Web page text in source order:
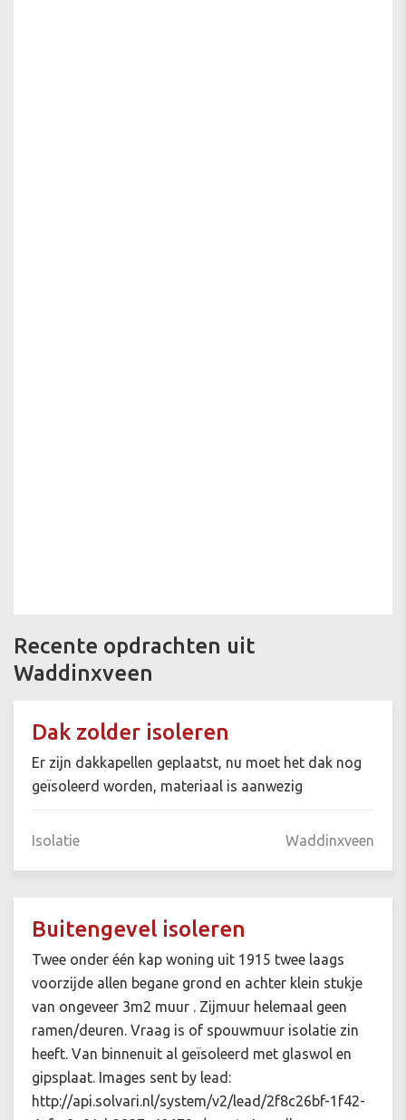
Recente opdrachten uit
Waddinxveen
Dak zolder isoleren
Er zijn dakkapellen geplaatst, nu moet het dak nog
geïsoleerd worden, materiaal is aanwezig
Isolatie Waddinxveen
Buitengevel isoleren
Twee onder één kap woning uit 1915 twee laags
voorzijde allen begane grond en achter klein stukje
van ongeveer 3m2 muur . Zijmuur helemaal geen
ramen/deuren. Vraag is of spouwmuur isolatie zin
heeft. Van binnenuit al geïsoleerd met glaswol en
gipsplaat. Images sent by lead:
http://api.solvari.nl/system/v2/lead/2f8c26bf-1f42-